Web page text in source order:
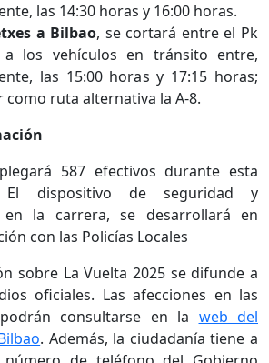
las 14:30 horas y 16:00 horas.
a Bilbao, se cortará entre el Pk
los vehículos en tránsito entre,
las 15:00 horas y 17:15 horas;
ruta alternativa la A-8.
587 efectivos durante esta
El dispositivo de seguridad y
en la carrera, se desarrollará en
con las Policías Locales
sobre La Vuelta 2025 se difunde a
oficiales. Las afecciones en las
consultarse en la web del
. Además, la ciudadanía tiene a